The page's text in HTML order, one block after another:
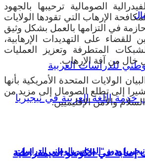
نيجيريا ودور “المجلس الوطني للدراسات
الصومالية ترحيبها بالجهود
الإرهاب التي تقودها الولايات
في التزامها بالعمل بشكل وثيق
للقضاء على التهديدات الإرهابية،
المتطرفة وتعزيز العمليات
خال من آفة الإرهاب.
الولايات المتحدة الأمريكية بأنها
إلى تطلع الصومال إلى مزيد من
والأمن الإقليميين.